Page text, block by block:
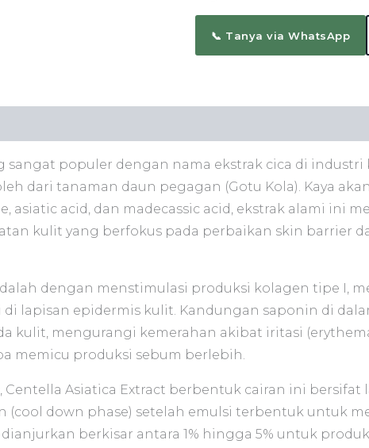
📞 Tanya via WhatsApp
sangat populer dengan nama ekstrak cica di
dari tanaman daun pegagan (Gotu Kola). Kaya
asiatic acid, dan madecassic acid, ekstrak alami ini
kulit yang berfokus pada perbaikan skin barrier
dengan menstimulasi produksi kolagen tipe I,
di lapisan epidermis kulit. Kandungan saponin di
kulit, mengurangi kemerahan akibat iritasi
memicu produksi sebum berlebih.
Asiatica Extract berbentuk cairan ini bersifat
(cool down phase) setelah emulsi terbentuk untuk
berkisar antara 1% hingga 5% untuk